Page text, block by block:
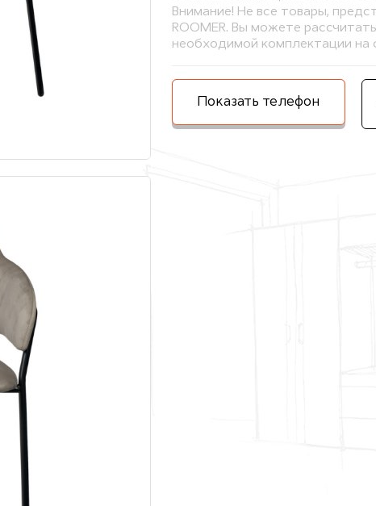
Внимание! Не все товары,
ROOMER. Вы можете
необходимой комплектации на
Показать телефон